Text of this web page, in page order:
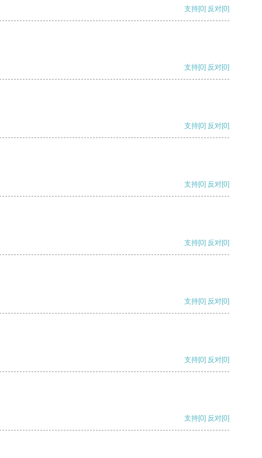
支持[0] 反对[0]
支持[0] 反对[0]
支持[0] 反对[0]
支持[0] 反对[0]
支持[0] 反对[0]
支持[0] 反对[0]
支持[0] 反对[0]
支持[0] 反对[0]